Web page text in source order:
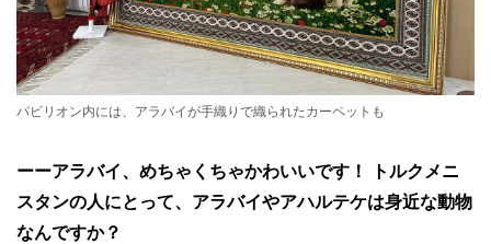
パビリオン内には、アラバイが手織りで織られたカーペットも
ーーアラバイ、めちゃくちゃかわいいです！ トルクメニ
スタンの人にとって、アラバイやアハルテケは身近な動物
なんですか？